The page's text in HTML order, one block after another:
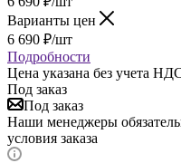
Варианты цен
6 690 ₽/шт
Подробности
Цена указана без учета
Под заказ
Под заказ
Наши менеджеры
условия заказа